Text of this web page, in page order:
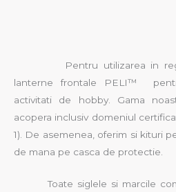
Pentru utilizarea in regim
lanterne frontale PELI™
activitati de hobby. Gama
acopera inclusiv domeniul
1). De asemenea, oferim si kituri
de mana pe casca de protectie.
Toate siglele si marcile